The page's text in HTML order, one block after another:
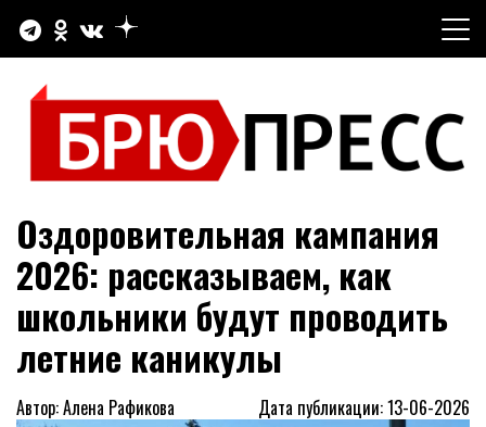
содержимому
БРЮПРЕСС
Официальный сайт газеты "Брюховецкие новости"
Оздоровительная кампания
2026: рассказываем, как
школьники будут проводить
летние каникулы
Автор: Алена Рафикова Дата публикации: 13-06-2026